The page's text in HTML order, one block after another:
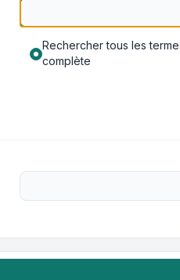
Rechercher tous les
complète